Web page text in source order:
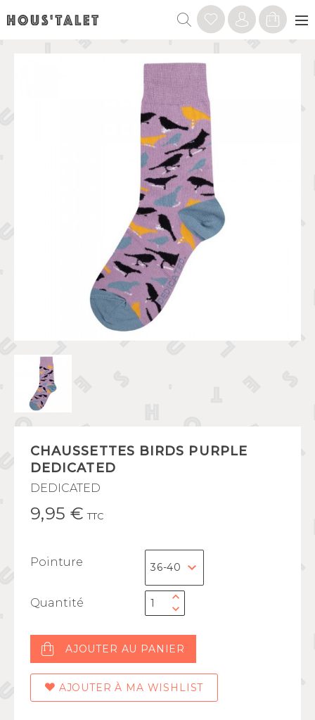
CHAUSSETTES BIRDS PURPLE
DEDICATED
DEDICATED
9,95 € TTC
Pointure
Quantité
AJOUTER AU PANIER
AJOUTER À MA WISHLIST